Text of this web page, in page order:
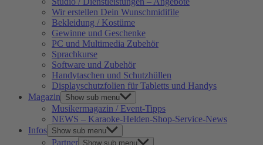
Wir erstellen Dein Wunschmidifile
Bekleidung / Kostüme
Gewinne und Geschenke
PC und Multimedia Zubehör
Sprachkurse
Software und Zubehör
Handytaschen und Schutzhüllen
Displayschutzfolien für Tabletts und Handys
Magazin
Show sub menu
Musikermagazin / Event-Tipps
NEWS – Karaoke-Helden-Shop-Service-News
Infos Show sub menu
Partner Show sub menu